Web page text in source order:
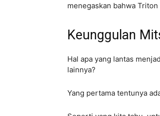
menegaskan bahwa
Keunggulan
Hal apa yang lantas
lainnya?
Yang pertama tentunya